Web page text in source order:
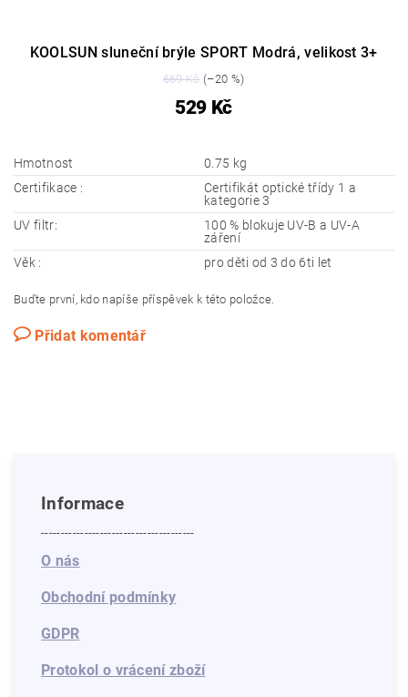
KOOLSUN sluneční brýle SPORT Modrá, velikost 3+
669 Kč(–20 %)
529 Kč
Hmotnost
0.75 kg
Certifikace :
Certifikát optické třídy 1 a
kategorie 3
UV filtr:
100 % blokuje UV-B a UV-A
záření
Věk :
pro děti od 3 do 6ti let
Buďte první, kdo napíše příspěvek k této položce.
Přidat komentář
Informace
---------------------------------------
O nás
Obchodní podmínky
GDPR
Protokol o vrácení zboží